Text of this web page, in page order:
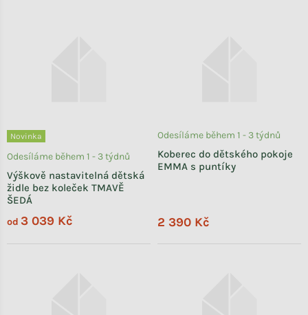
Novinka
Výškově nastavitelná dětská
židle bez koleček TMAVĚ
ŠEDÁ
Odesíláme během 1 - 3 týdnů
od 3 039 Kč
Koberec do dětského pokoje
EMMA s puntíky
Odesíláme během 1 - 3 týdnů
2 390 Kč